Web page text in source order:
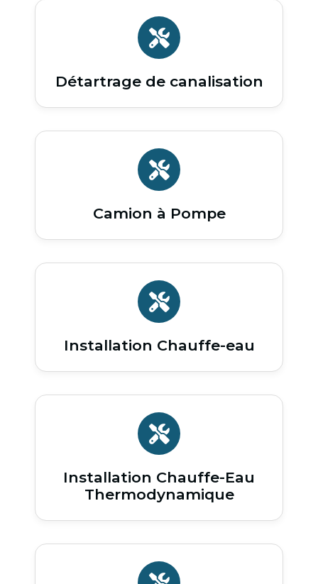
Détartrage de canalisation
Camion à Pompe
Installation Chauffe-eau
Installation Chauffe-Eau
Thermodynamique